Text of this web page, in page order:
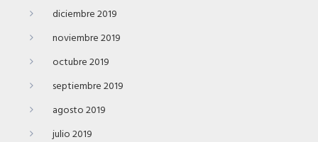
diciembre 2019
noviembre 2019
octubre 2019
septiembre 2019
agosto 2019
julio 2019